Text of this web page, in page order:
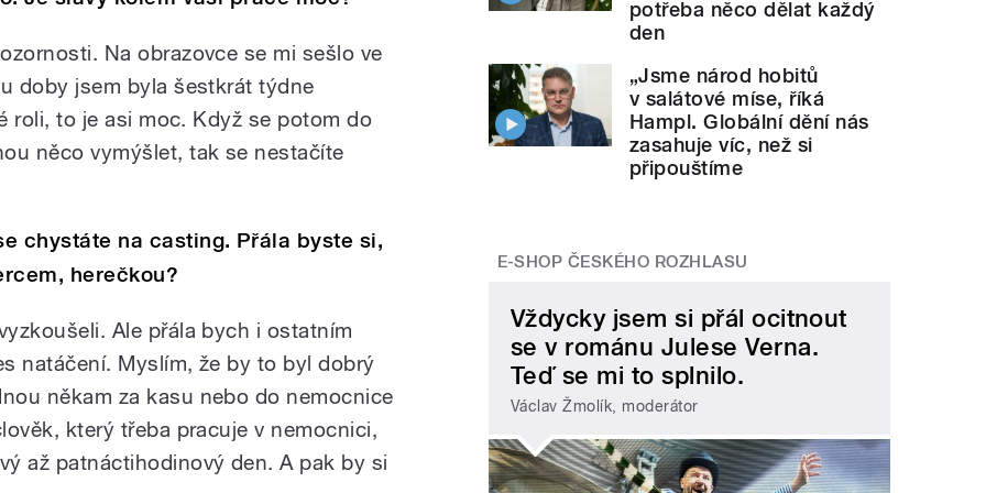
Na obrazovce se mi sešlo ve
doby jsem byla šestkrát týdne
roli, to je asi moc. Když se potom do
něco vymýšlet, tak se nestačíte
chystáte na casting. Přála byste si,
herečkou?
Ale přála bych i ostatním
natáčení. Myslím, že by to byl dobrý
někam za kasu nebo do nemocnice
který třeba pracuje v nemocnici,
až patnáctihodinový den. A pak by si
potřeba něco dělat každý
den
„Jsme národ hobitů
v salátové míse, říká
Hampl. Globální dění nás
zasahuje víc, než si
připouštíme
E-SHOP ČESKÉHO ROZHLASU
Vždycky jsem si přál ocitnout
se v románu Julese Verna.
Teď se mi to splnilo.
Václav Žmolík, moderátor